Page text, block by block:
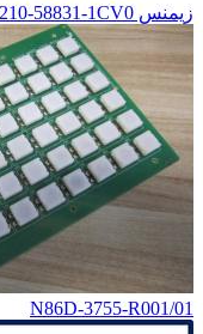
زیمنس 6SL3210-58831-1CV0
01/N86D-3755-R001